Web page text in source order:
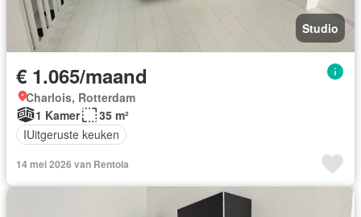
Studio
€ 1.065/maand
Charlois, Rotterdam
1 Kamer
35 m²
IUitgeruste keuken
14 mei 2026 van Rentola